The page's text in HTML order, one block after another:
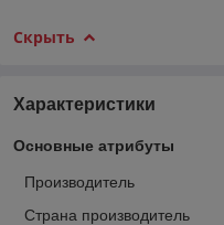
Скрыть
Характеристики
Основные атрибуты
Производитель
Страна производитель